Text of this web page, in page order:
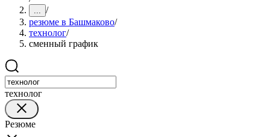
... /
резюме в Башмаково/
технолог/
сменный график
технолог
Резюме